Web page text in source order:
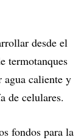
desde el
termotanques
agua caliente y
de celulares.
fondos para la